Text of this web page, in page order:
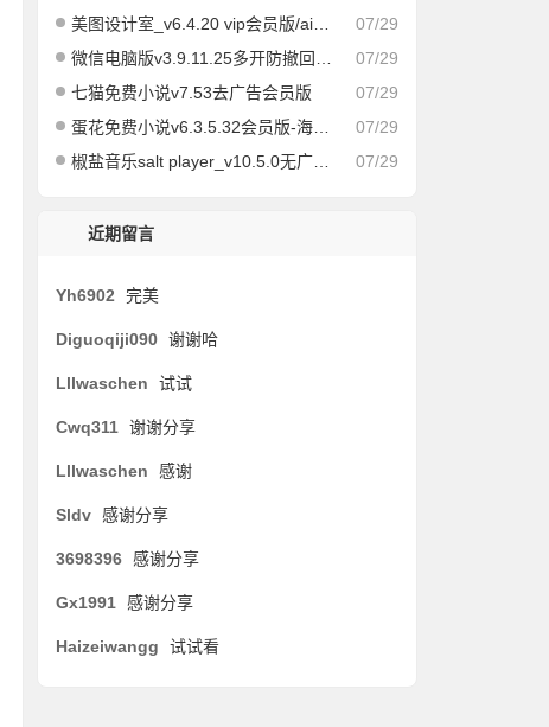
07/29
美图设计室_v6.4.20 vip会员版/ai作图海报编辑
07/29
微信电脑版v3.9.11.25多开防撤回绿色版
07/29
七猫免费小说v7.53去广告会员版
07/29
蛋花免费小说v6.3.5.32会员版-海量免费小说有声小说阅读听书
07/29
椒盐音乐salt player_v10.5.0无广告纯净版
近期留言
Yh6902 完美
Diguoqiji090 谢谢哈
Lllwaschen 试试
Cwq311 谢谢分享
Lllwaschen 感谢
Sldv 感谢分享
3698396 感谢分享
Gx1991 感谢分享
Haizeiwangg 试试看